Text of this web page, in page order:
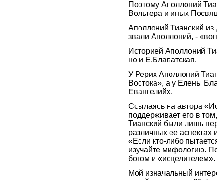
Поэтому Аполлоний
Вольтера и иных
Аполлоний Тианский из
звали Аполлоний, -
Историей Аполлоний
но и Е.Блаватская.
У Рерих Аполлоний
Востока», а у Елены
Евангелий».
Ссылаясь на автора
поддерживает его в
Тианский были лишь
различных ее аспектах
«Если кто-либо
изучайте мифологию.
богом и «исцелителем».
Мой изначальный